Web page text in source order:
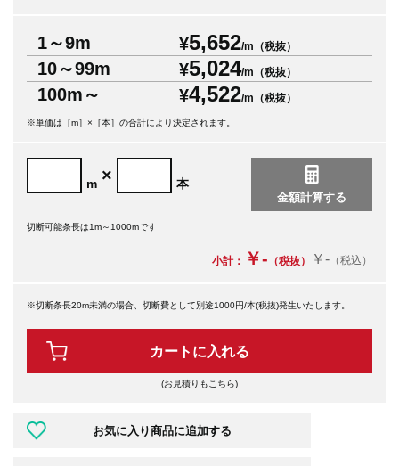
1～9m ¥5,652/m（税抜）
10～99m ¥5,024/m（税抜）
100m～ ¥4,522/m（税抜）
※単価は［m］×［本］の合計により決定されます。
m × 本
切断可能条長は1m～1000mです
小計： ￥- （税抜） ￥- （税込）
※切断条長20m未満の場合、切断費として別途1000円/本(税抜)発生いたします。
カートに入れる
(お見積りもこちら)